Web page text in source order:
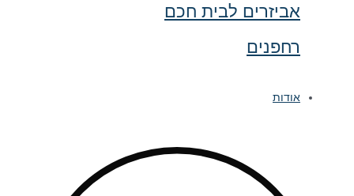
אביזרים לבית חכם
רחפנים
אודות